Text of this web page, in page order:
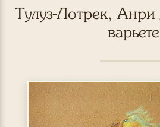
Тулуз-Лотрек,
варьете